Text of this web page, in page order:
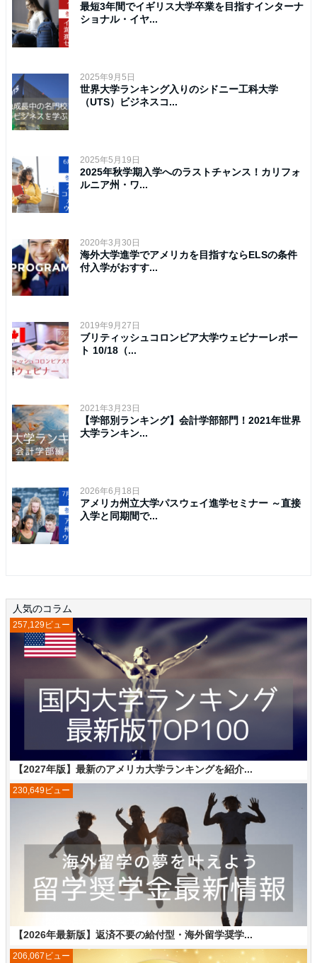
最短3年間でイギリス大学卒業を目指すインターナ
ショナル・イヤ...
2025年9月5日
世界大学ランキング入りのシドニー工科大学
（UTS）ビジネスコ...
2025年5月19日
2025年秋学期入学へのラストチャンス！カリフォ
ルニア州・ワ...
2020年3月30日
海外大学進学でアメリカを目指すならELSの条件
付入学がおすす...
2019年9月27日
ブリティッシュコロンビア大学ウェビナーレポー
ト 10/18（...
2021年3月23日
【学部別ランキング】会計学部部門！2021年世界
大学ランキン...
2026年6月18日
アメリカ州立大学パスウェイ進学セミナー ～直接
入学と同期間で...
人気のコラム
【2027年版】最新のアメリカ大学ランキングを紹介...
257,129ビュー
【2026年最新版】返済不要の給付型・海外留学奨学...
230,649ビュー
206,067ビュー